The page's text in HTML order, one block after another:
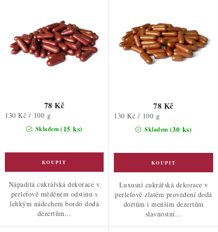
ů
Skladem(15 ks)
78 Kč
Měrná
130 Kč / 100 g
Nápaditá cukrářská dekorace v
perleťově měděném odstínu s
lehkým nádechem bordó dodá
dezertům...
Skladem (30 ks)
78 Kč
Měrná
130 Kč / 100 g
Luxusní cukrářská dekorace v
perleťově zlatém provedení dodá
dortům i menším dezertům
slavnostní...